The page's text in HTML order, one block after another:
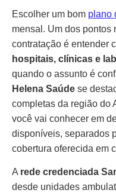
Escolher um bom plano
mensal. Um dos pontos
contratação é entender
hospitais, clínicas e
quando o assunto é
Helena Saúde se
completas da região do
você vai conhecer em
disponíveis, separados
cobertura oferecida em
A rede credenciada
desde unidades